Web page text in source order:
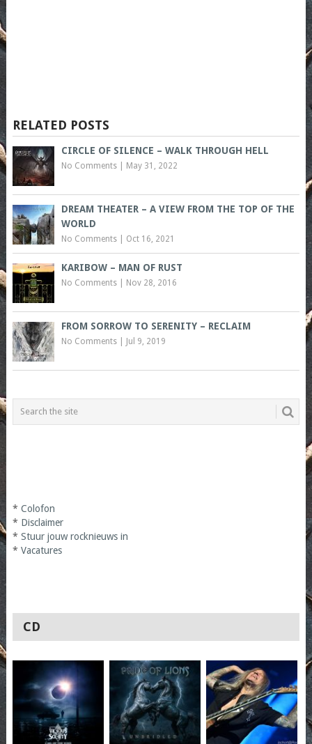
RELATED POSTS
CIRCLE OF SILENCE – WALK THROUGH HELL
No Comments| May 31, 2022
DREAM THEATER – A VIEW FROM THE TOP OF THE
WORLD
No Comments| Oct 16, 2021
KARIBOW – MAN OF RUST
No Comments| Nov 28, 2016
FROM SORROW TO SERENITY – RECLAIM
No Comments| Jul 9, 2019
* Colofon
* Disclaimer
* Stuur jouw rocknieuws in
* Vacatures
CD